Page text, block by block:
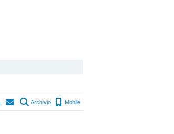
Archivio Mobile